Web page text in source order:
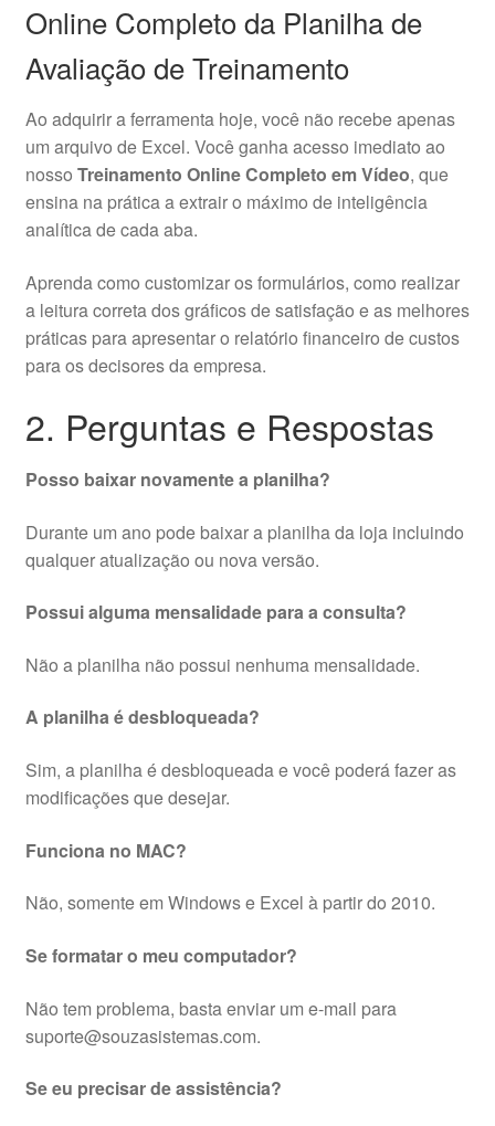
Online Completo da Planilha de
Avaliação de Treinamento
Ao adquirir a ferramenta hoje, você não recebe apenas
um arquivo de Excel. Você ganha acesso imediato ao
nosso Treinamento Online Completo em Vídeo, que
ensina na prática a extrair o máximo de inteligência
analítica de cada aba.
Aprenda como customizar os formulários, como realizar
a leitura correta dos gráficos de satisfação e as melhores
práticas para apresentar o relatório financeiro de custos
para os decisores da empresa.
2. Perguntas e Respostas
Posso baixar novamente a planilha?
Durante um ano pode baixar a planilha da loja incluindo
qualquer atualização ou nova versão.
Possui alguma mensalidade para a consulta?
Não a planilha não possui nenhuma mensalidade.
A planilha é desbloqueada?
Sim, a planilha é desbloqueada e você poderá fazer as
modificações que desejar.
Funciona no MAC?
Não, somente em Windows e Excel à partir do 2010.
Se formatar o meu computador?
Não tem problema, basta enviar um e-mail para
suporte@souzasistemas.com.
Se eu precisar de assistência?